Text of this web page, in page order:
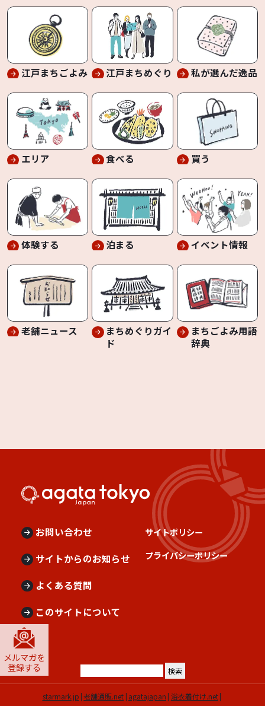
メルマガを
登録する
江戸まちごよみ 江戸まちめぐり 私が選んだ逸品
エリア 食べる 買う
体験する 泊まる イベント情報
老舗ニュース
まちめぐりガイ
ド
まちごよみ用語
辞典
お問い合わせ
サイトからのお知らせ
よくある質問
このサイトについて
サイトポリシー
プライバシーポリシー
starmark.jp 老舗通販.net agatajapan 浴衣着付け.net